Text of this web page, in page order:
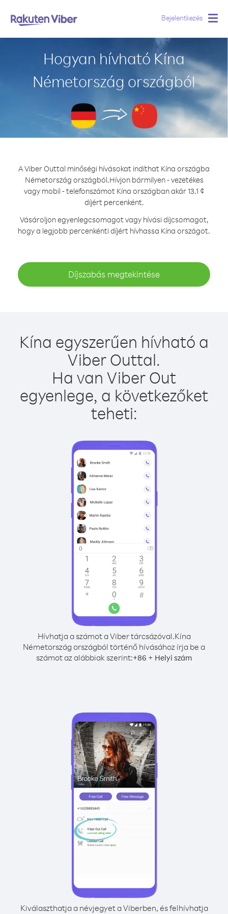
Bejelentkezés
Hogyan hívható Kína
Németország országból
A Viber Outtal minőségi hívásokat indíthat Kína országba
Németország országból.Hívjon bármilyen - vezetékes
vagy mobil - telefonszámot Kína országban akár 13.1 ¢
díjért percenként.
Vásároljon egyenlegcsomagot vagy hívási díjcsomagot,
hogy a legjobb percenkénti díjért hívhassa Kína országot.
Díjszabás megtekintése
Kína egyszerűen hívható a
Viber Outtal.
Ha van Viber Out
egyenlege, a következőket
teheti:
Hívhatja a számot a Viber tárcsázóval.Kína
Németország országból történő hívásához írja be a
számot az alábbiak szerint:+86 + Helyi szám
Kiválaszthatja a névjegyet a Viberben, és felhívhatja